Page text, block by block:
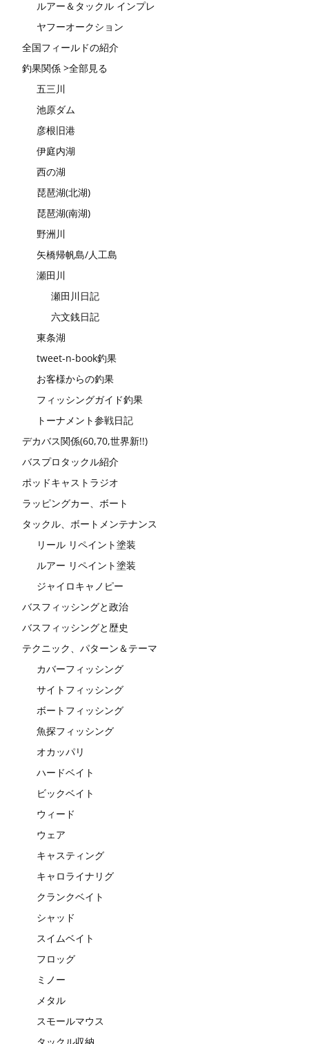
ルアー＆タックル インプレ
ヤフーオークション
全国フィールドの紹介
釣果関係 >全部見る
五三川
池原ダム
彦根旧港
伊庭内湖
西の湖
琵琶湖(北湖)
琵琶湖(南湖)
野洲川
矢橋帰帆島/人工島
瀬田川
瀬田川日記
六文銭日記
東条湖
tweet-n-book釣果
お客様からの釣果
フィッシングガイド釣果
トーナメント参戦日記
デカバス関係(60,70,世界新!!)
バスプロタックル紹介
ポッドキャストラジオ
ラッピングカー、ボート
タックル、ボートメンテナンス
リール リペイント塗装
ルアー リペイント塗装
ジャイロキャノピー
バスフィッシングと政治
バスフィッシングと歴史
テクニック、パターン＆テーマ
カバーフィッシング
サイトフィッシング
ボートフィッシング
魚探フィッシング
オカッパリ
ハードベイト
ビックベイト
ウィード
ウェア
キャスティング
キャロライナリグ
クランクベイト
シャッド
スイムベイト
フロッグ
ミノー
メタル
スモールマウス
タックル収納